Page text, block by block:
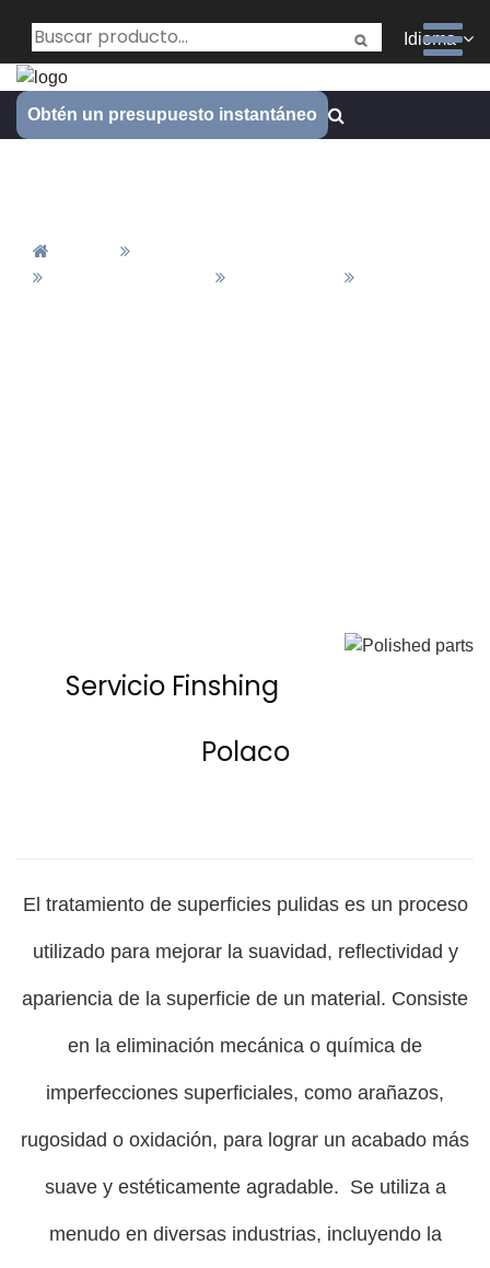
Idioma
Obtén un presupuesto instantáneo
Servicio Finshing
Polaco
El tratamiento de superficies pulidas es un proceso
utilizado para mejorar la suavidad, reflectividad y
apariencia de la superficie de un material. Consiste
en la eliminación mecánica o química de
imperfecciones superficiales, como arañazos,
rugosidad o oxidación, para lograr un acabado más
suave y estéticamente agradable. Se utiliza a
menudo en diversas industrias, incluyendo la